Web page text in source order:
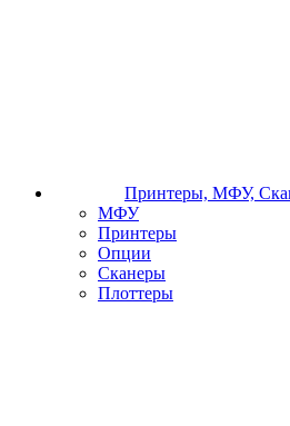
Принтеры, МФУ,
МФУ
Принтеры
Опции
Сканеры
Плоттеры